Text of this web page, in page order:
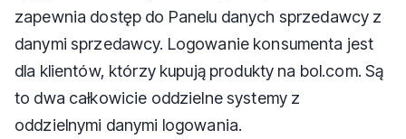
zapewnia dostęp do Panelu danych sprzedawcy z
danymi sprzedawcy. Logowanie konsumenta jest
dla klientów, którzy kupują produkty na bol.com. Są
to dwa całkowicie oddzielne systemy z
oddzielnymi danymi logowania.